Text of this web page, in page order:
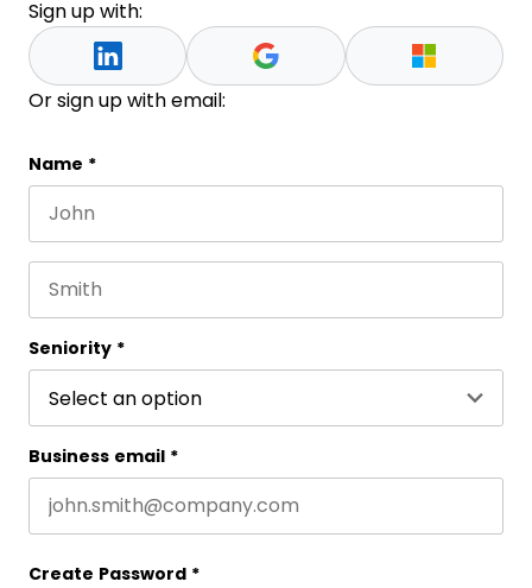
Sign up with:
Or sign up with email:
Facebook
Este campo es un campo de validación y debe
Name *
Seniority *
Business email *
Create Password *